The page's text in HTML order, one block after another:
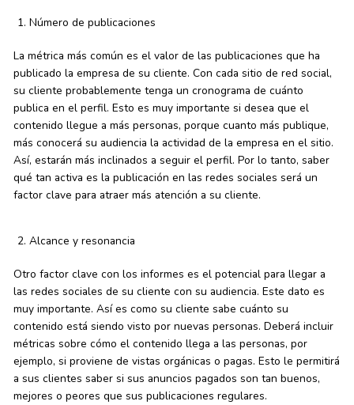
Número de publicaciones
La métrica más común es el valor de las publicaciones que ha
publicado la empresa de su cliente. Con cada sitio de red social,
su cliente probablemente tenga un cronograma de cuánto
publica en el perfil. Esto es muy importante si desea que el
contenido llegue a más personas, porque cuanto más publique,
más conocerá su audiencia la actividad de la empresa en el sitio.
Así, estarán más inclinados a seguir el perfil. Por lo tanto, saber
qué tan activa es la publicación en las redes sociales será un
factor clave para atraer más atención a su cliente.
Alcance y resonancia
Otro factor clave con los informes es el potencial para llegar a
las redes sociales de su cliente con su audiencia. Este dato es
muy importante. Así es como su cliente sabe cuánto su
contenido está siendo visto por nuevas personas. Deberá incluir
métricas sobre cómo el contenido llega a las personas, por
ejemplo, si proviene de vistas orgánicas o pagas. Esto le permitirá
a sus clientes saber si sus anuncios pagados son tan buenos,
mejores o peores que sus publicaciones regulares.